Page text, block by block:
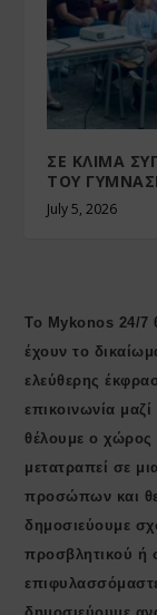
ΣΕ ΚΛΙΜΑ
ΤΟΥ
July 5, 2026
Το Mykonos 24/7
έχουν το
ελεύθερης
επικοινωνία
θέλουμε ο χώρος
μετατραπεί σε
προσώπων και
δημοσιεύουμε
προσβλητικού ή